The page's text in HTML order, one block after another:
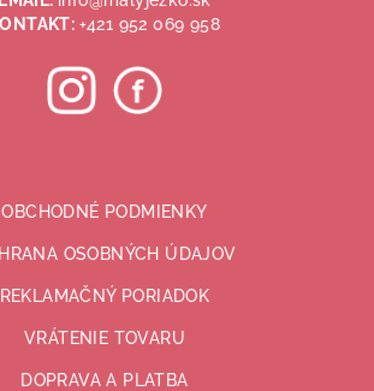
+421 952 069 958
OBCHODNÉ PODMIENKY
OSOBNÝCH ÚDAJOV
REKLAMAČNÝ PORIADOK
VRÁTENIE TOVARU
DOPRAVA A PLATBA